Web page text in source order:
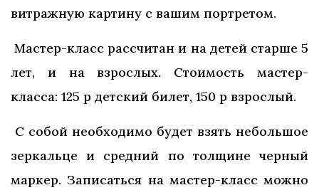
витражную картину с вашим портретом.
Мастер-класс рассчитан и на детей старше 5
лет, и на взрослых. Стоимость мастер-
класса: 125 р детский билет, 150 р взрослый.
С собой необходимо будет взять небольшое
зеркальце и средний по толщине черный
маркер. Записаться на мастер-класс можно